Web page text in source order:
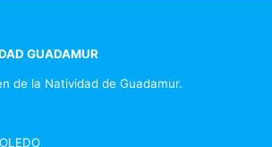
GUADAMUR
de la Natividad de Guadamur.